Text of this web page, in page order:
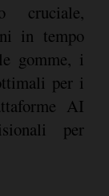
cruciale,
in tempo
gomme, i
per i
AI
per